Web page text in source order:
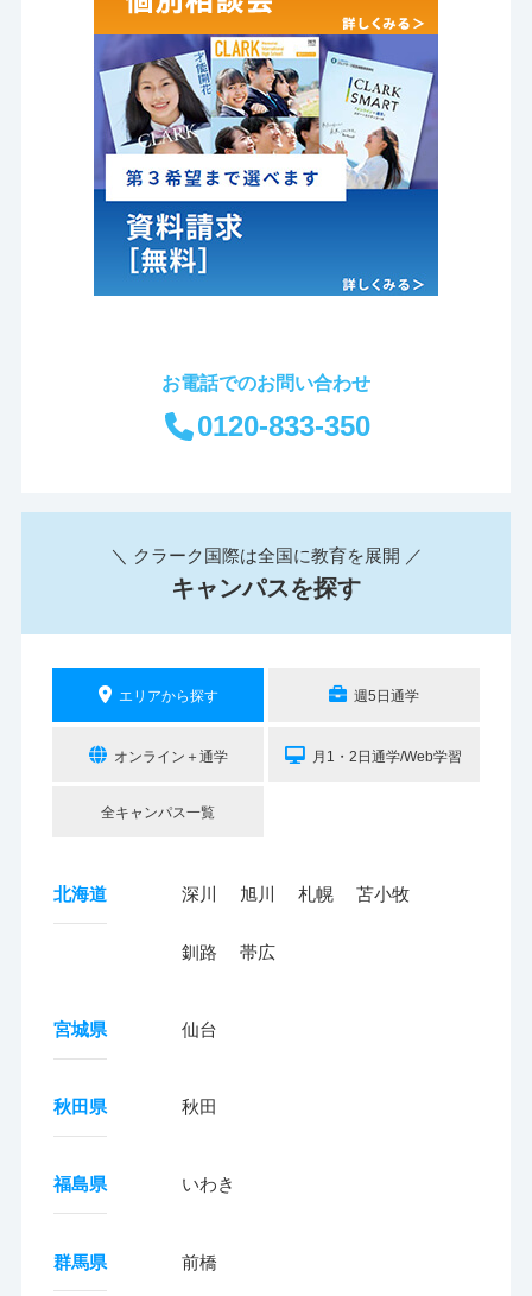
お電話でのお問い合わせ
0120-833-350
＼ クラーク国際は全国に教育を展開 ／
キャンパスを探す
エリアから探す 週5日通学
オンライン＋通学 月1・2日通学/Web学習
全キャンパス一覧
北海道 深川 旭川 札幌 苫小牧
釧路 帯広
宮城県 仙台
秋田県 秋田
福島県 いわき
群馬県 前橋